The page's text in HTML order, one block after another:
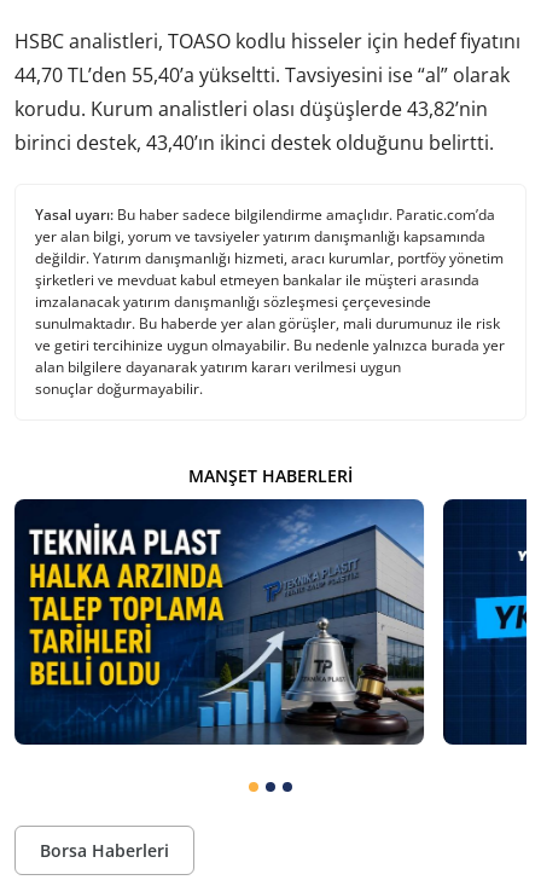
HSBC analistleri, TOASO kodlu hisseler için hedef fiyatını
44,70 TL’den 55,40’a yükseltti. Tavsiyesini ise “al” olarak
korudu. Kurum analistleri olası düşüşlerde 43,82’nin
birinci destek, 43,40’ın ikinci destek olduğunu belirtti.
Yasal uyarı: Bu haber sadece bilgilendirme amaçlıdır. Paratic.com’da
yer alan bilgi, yorum ve tavsiyeler yatırım danışmanlığı kapsamında
değildir. Yatırım danışmanlığı hizmeti, aracı kurumlar, portföy yönetim
şirketleri ve mevduat kabul etmeyen bankalar ile müşteri arasında
imzalanacak yatırım danışmanlığı sözleşmesi çerçevesinde
sunulmaktadır. Bu haberde yer alan görüşler, mali durumunuz ile risk
ve getiri tercihinize uygun olmayabilir. Bu nedenle yalnızca burada yer
alan bilgilere dayanarak yatırım kararı verilmesi uygun
sonuçlar doğurmayabilir.
MANŞET HABERLERI
Borsa Haberleri